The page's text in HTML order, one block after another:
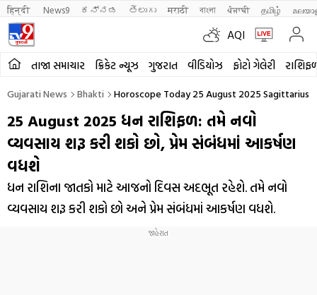
हिन्दी News9 ಕನ್ನಡ తెలుగు मराठी বাংলা ਪੰਜਾਬੀ தமிழ்
AQI
તાજા સમાચાર ક્રિકેટ ન્યૂઝ ગુજરાત વીડિયોઝ ફોટો ગેલેરી
Gujarati News Bhakti Horoscope Today 25 August 2025 Sagittarius
25 August 2025 ધન રાશિફળ: તમે નવો
વ્યવસાય શરૂ કરી શકો છો, પ્રેમ સંબંધમાં આકર્ષણ
વધશે
ધન રાશિના જાતકો માટે આજનો દિવસ અદભૂત રહેશે. તમે નવો
વ્યવસાય શરૂ કરી શકો છો અને પ્રેમ સંબંધમાં આકર્ષણ વધશે.